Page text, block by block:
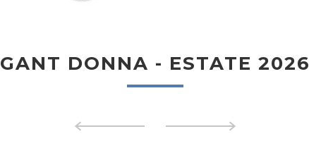
GANT DONNA - ESTATE 2026